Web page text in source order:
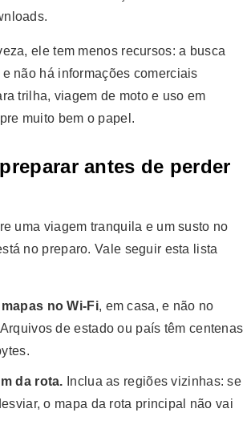
ele tem menos recursos: a busca
não há informações comerciais
trilha, viagem de moto e uso em
muito bem o papel.
antes de perder
uma viagem tranquila e um susto no
no preparo. Vale seguir esta lista
no Wi-Fi, em casa, e não no
de estado ou país têm centenas
da rota. Inclua as regiões vizinhas: se
o mapa da rota principal não vai